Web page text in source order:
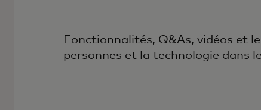
Fonctionnalités, Q&As, vidéos et
personnes et la technologie dans